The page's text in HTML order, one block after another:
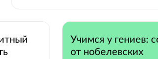
Учимся у гениев:
от нобелевских